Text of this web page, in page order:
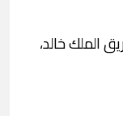
الملك خالد،